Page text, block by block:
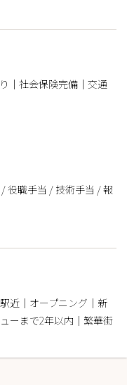
｜社会保険完備｜交通
役職手当 / 技術手当 / 報
近｜オープニング｜新
ーまで2年以内｜繁華街